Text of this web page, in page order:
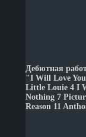
Дебютная
"I Will Love
Little Louie 4 I
Nothing 7
Reason 11